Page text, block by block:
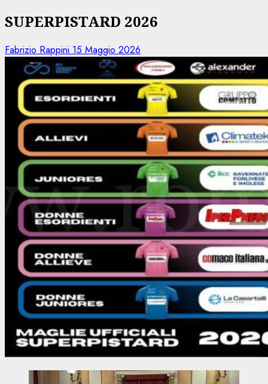
SUPERPISTARD 2026
Fabrizio Rappini 15 Maggio 2026